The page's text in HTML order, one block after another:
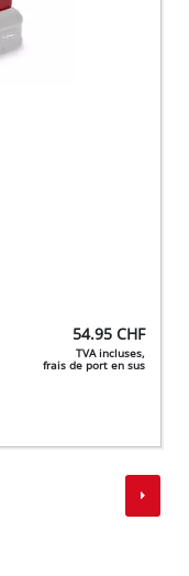
54.95 CHF
TVA incluses,
frais de port en sus